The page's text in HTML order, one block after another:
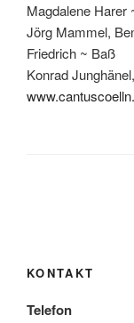
Magdalene Harer
Jörg Mammel,
Friedrich ~ Baß
Konrad
KONTAKT
Telefon